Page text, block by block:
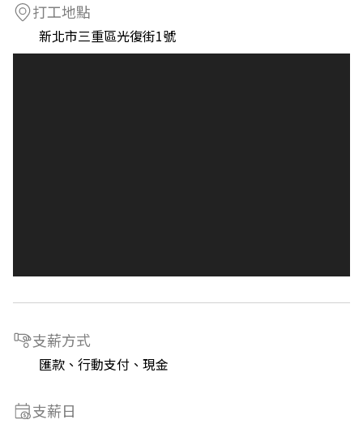
打工地點
新北市三重區光復街1號
支薪方式
匯款、行動支付、現金
支薪日